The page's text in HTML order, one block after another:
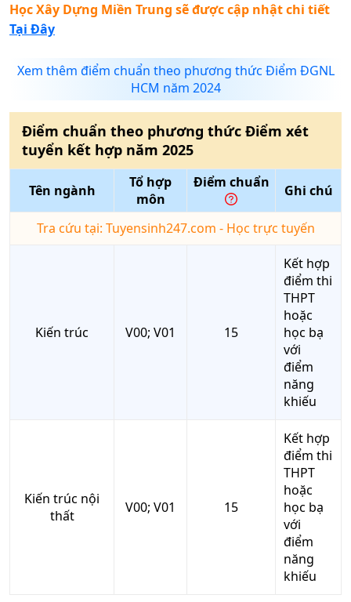
Học Xây Dựng Miền Trung sẽ được cập nhật chi tiết
Tại Đây
Xem thêm điểm chuẩn theo phương thức Điểm ĐGNL
HCM năm 2024
Điểm chuẩn theo phương thức Điểm xét
tuyển kết hợp năm 2025
Tên ngành
Tổ hợp
môn
Điểm chuẩn Ghi chú
Tra cứu tại: Tuyensinh247.com - Học trực tuyến
Kiến trúc V00; V01 15
Kết hợp
điểm thi
THPT
hoặc
học bạ
với
điểm
năng
khiếu
Kiến trúc nội
thất
V00; V01 15
Kết hợp
điểm thi
THPT
hoặc
học bạ
với
điểm
năng
khiếu